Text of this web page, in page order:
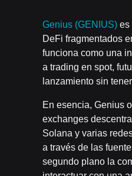
Genius (GENIUS) es
DeFi fragmentados
funciona como una
a trading en spot,
lanzamiento sin
En esencia, Genius
exchanges
Solana y varias
a través de las
segundo plano la